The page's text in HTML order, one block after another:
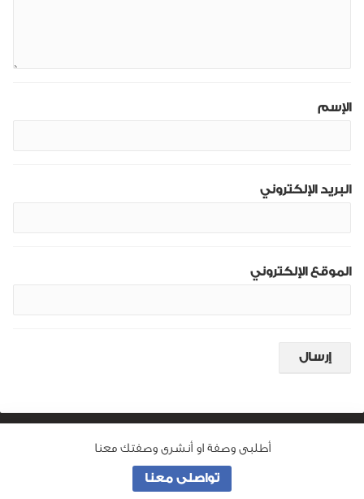
أطلبى وصفة او أنشرى وصفتك معنا
تواصلى معنا
الإسم
البريد الإلكتروني
الموقع الإلكتروني
من نحن
جميع الحقوق محفوظة لـوصفة ماما